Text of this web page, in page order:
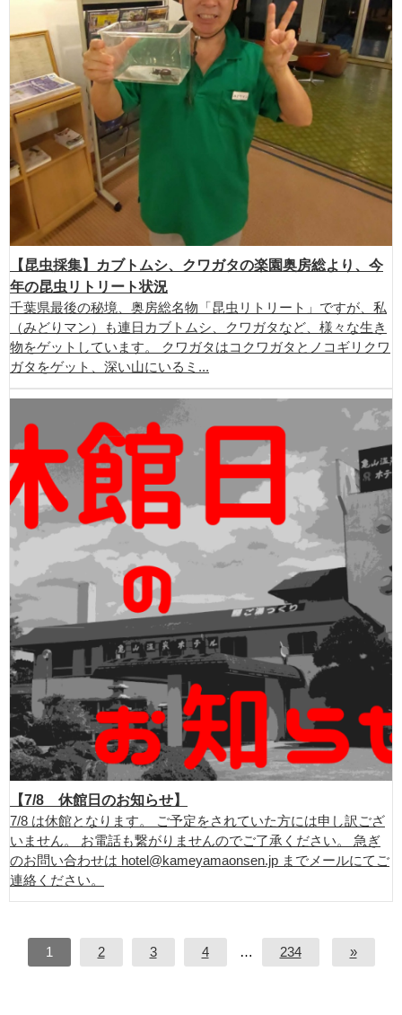
【昆虫採集】カブトムシ、クワガタの楽園奥房総より、今
年の昆虫リトリート状況
千葉県最後の秘境、奥房総名物「昆虫リトリート」ですが、私
（みどりマン）も連日カブトムシ、クワガタなど、様々な生き
物をゲットしています。 クワガタはコクワガタとノコギリクワ
ガタをゲット、深い山にいるミ...
【7/8 休館日のお知らせ】
7/8 は休館となります。 ご予定をされていた方には申し訳ござ
いません。 お電話も繋がりませんのでご了承ください。 急ぎ
のお問い合わせは hotel@kameyamaonsen.jp までメールにてご
連絡ください。
1 2 3 4 … 234 »